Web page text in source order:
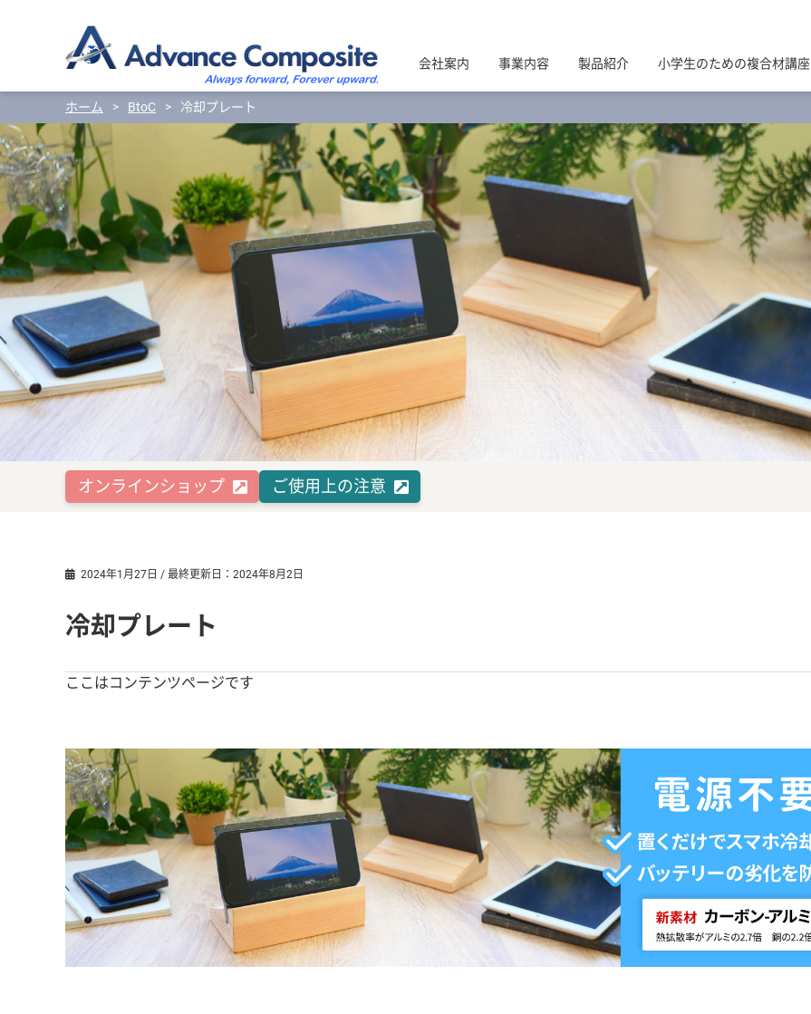
会社案内 事業内容 製品紹介 小学生のための複合材講座
ホーム > BtoC > 冷却プレート
オンラインショップ ご使用上の注意
2024年1月27日 / 最終更新日：2024年8月2日
冷却プレート
ここはコンテンツページです